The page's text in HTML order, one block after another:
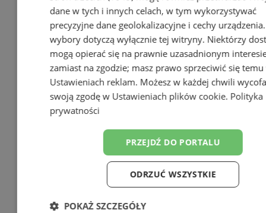
dane w tych i innych celach, w tym wykorzystywać
precyzyjne dane geolokalizacyjne i cechy
wybory dotyczą wyłącznie tej witryny. Niektórzy
mogą opierać się na prawnie uzasadnionym
zamiast na zgodzie; masz prawo sprzeciwić się temu
Ustawieniach reklam. Możesz w każdej chwili
swoją zgodę w Ustawieniach plików cookie. Polityka
prywatności
PRZEJDŹ DO PORTALU
ODRZUĆ WSZYSTKIE
POKAŻ SZCZEGÓŁY